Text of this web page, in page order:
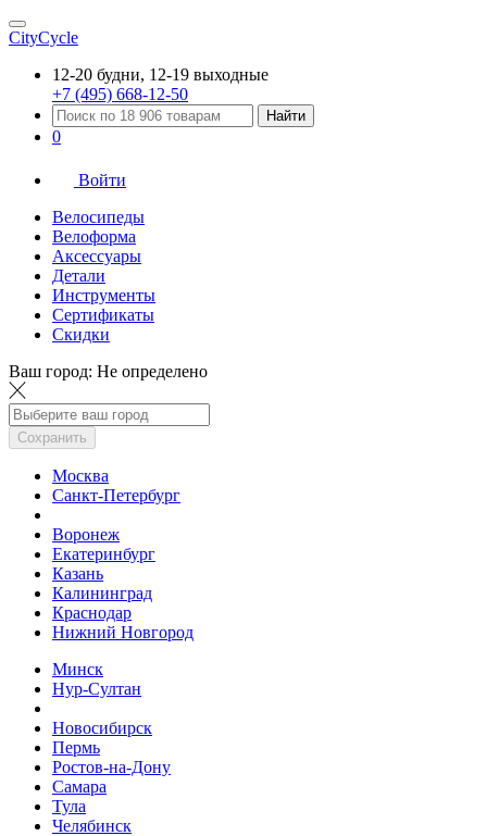
CityCycle
12-20 будни, 12-19 выходные
+7 (495) 668-12-50
Найти
0
Войти
Велосипеды
Велоформа
Аксессуары
Детали
Инструменты
Сертификаты
Скидки
Ваш город: Не определено
Сохранить
Москва
Санкт-Петербург
Воронеж
Екатеринбург
Казань
Калининград
Краснодар
Нижний Новгород
Минск
Нур-Султан
Новосибирск
Пермь
Ростов-на-Дону
Самара
Тула
Челябинск